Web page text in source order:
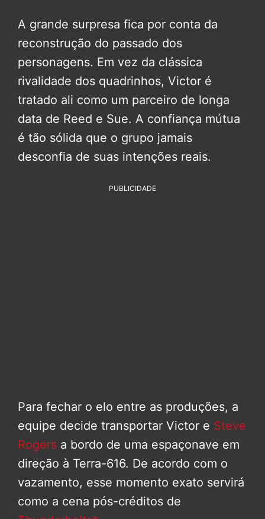
A grande surpresa fica por conta da
reconstrução do passado dos
personagens. Em vez da clássica
rivalidade dos quadrinhos, Victor é
tratado ali como um parceiro de longa
data de Reed e Sue. A confiança mútua
é tão sólida que o grupo jamais
desconfia de suas intenções reais.
PUBLICIDADE
Para fechar o elo entre as produções, a
equipe decide transportar Victor e Steve
Rogers a bordo de uma espaçonave em
direção à Terra-616. De acordo com o
vazamento, esse momento exato servirá
como a cena pós-créditos de